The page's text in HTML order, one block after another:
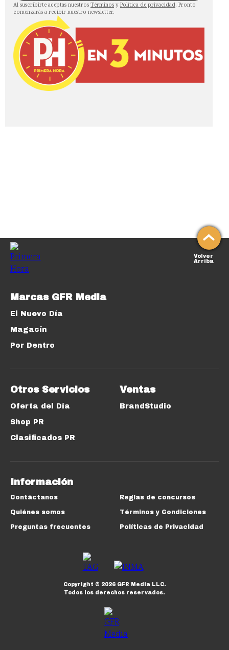
Al suscribirte aceptas nuestros Términos y Política de privacidad. Pronto
comenzarás a recibir nuestro newsletter.
Volver
Arriba
Marcas GFR Media
El Nuevo Día
Magacín
Por Dentro
Otros Servicios
Oferta del Día
Shop PR
Clasificados PR
Ventas
BrandStudio
Información
Contáctanos
Quiénes somos
Preguntas frecuentes
Reglas de concursos
Términos y Condiciones
Políticas de Privacidad
Copyright © 2026GFR Media LLC.
Todos los derechos reservados.